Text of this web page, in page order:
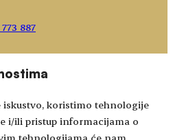
iskustvo, koristimo tehnologije
i/ili pristup informacijama o
773 887
Choose
language